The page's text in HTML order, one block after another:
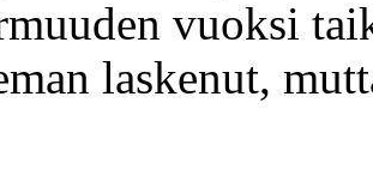
vuoksi
laskenut,